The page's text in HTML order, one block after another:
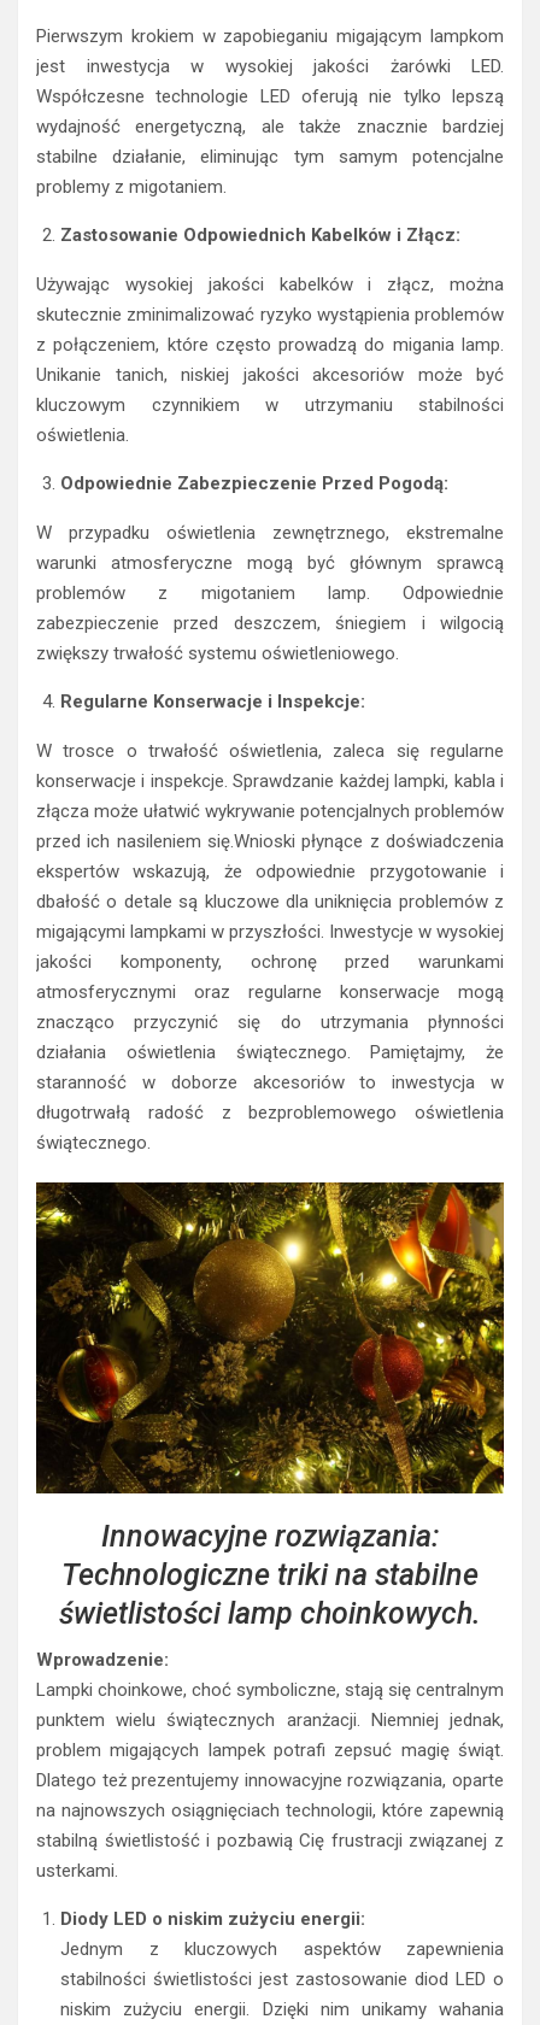
Pierwszym krokiem w zapobieganiu migającym lampkom
jest inwestycja w wysokiej jakości żarówki LED.
Współczesne technologie LED oferują nie tylko lepszą
wydajność energetyczną, ale także znacznie bardziej
stabilne działanie, eliminując tym samym potencjalne
problemy z migotaniem.
Zastosowanie Odpowiednich Kabelków i Złącz:
Używając wysokiej jakości kabelków i złącz, można
skutecznie zminimalizować ryzyko wystąpienia problemów
z połączeniem, które często prowadzą do migania lamp.
Unikanie tanich, niskiej jakości akcesoriów może być
kluczowym czynnikiem w utrzymaniu stabilności
oświetlenia.
Odpowiednie Zabezpieczenie Przed Pogodą:
W przypadku oświetlenia zewnętrznego, ekstremalne
warunki atmosferyczne mogą być głównym sprawcą
problemów z migotaniem lamp. Odpowiednie
zabezpieczenie przed deszczem, śniegiem i wilgocią
zwiększy trwałość systemu oświetleniowego.
Regularne Konserwacje i Inspekcje:
W trosce o trwałość oświetlenia, zaleca się regularne
konserwacje i inspekcje. Sprawdzanie każdej lampki, kabla i
złącza może ułatwić wykrywanie potencjalnych problemów
przed ich nasileniem się.Wnioski płynące z doświadczenia
ekspertów wskazują, że odpowiednie przygotowanie i
dbałość o detale są kluczowe dla uniknięcia problemów z
migającymi lampkami w przyszłości. Inwestycje w wysokiej
jakości komponenty, ochronę przed warunkami
atmosferycznymi oraz regularne konserwacje mogą
znacząco przyczynić się do utrzymania płynności
działania oświetlenia świątecznego. Pamiętajmy, że
staranność w doborze akcesoriów to inwestycja w
długotrwałą radość z bezproblemowego oświetlenia
świątecznego.
Innowacyjne rozwiązania:
Technologiczne triki na stabilne
świetlistości lamp choinkowych.
Wprowadzenie:
Lampki choinkowe, choć symboliczne, stają się centralnym
punktem wielu świątecznych aranżacji. Niemniej jednak,
problem migających lampek potrafi zepsuć magię świąt.
Dlatego też prezentujemy innowacyjne rozwiązania, oparte
na najnowszych osiągnięciach technologii, które zapewnią
stabilną świetlistość i pozbawią Cię frustracji związanej z
usterkami.
Diody LED o niskim zużyciu energii:
Jednym z kluczowych aspektów zapewnienia
stabilności świetlistości jest zastosowanie diod LED o
niskim zużyciu energii. Dzięki nim unikamy wahania